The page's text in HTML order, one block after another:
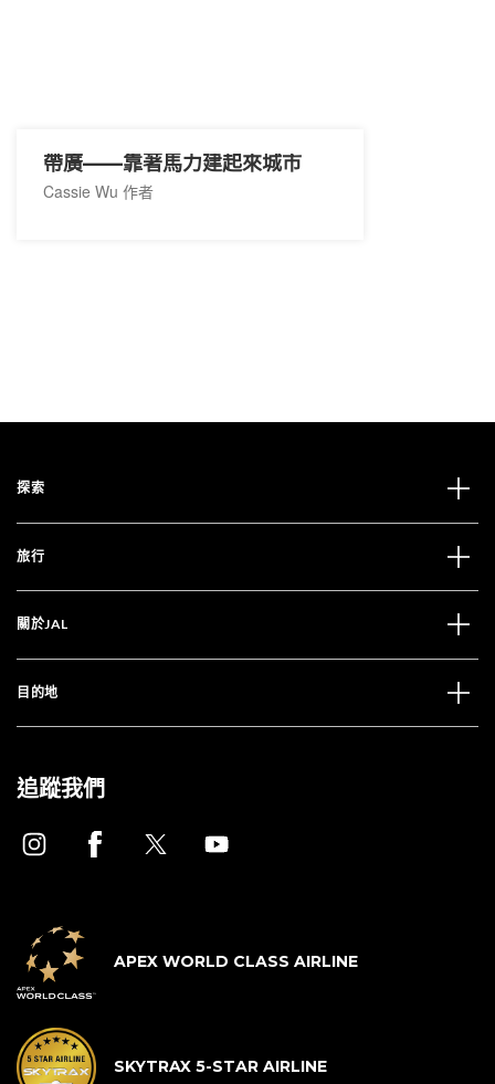
帶廣——靠著馬力建起來城市
Cassie Wu 作者
探索
旅行
關於JAL
目的地
追蹤我們
APEX WORLD CLASS AIRLINE
SKYTRAX 5-STAR AIRLINE